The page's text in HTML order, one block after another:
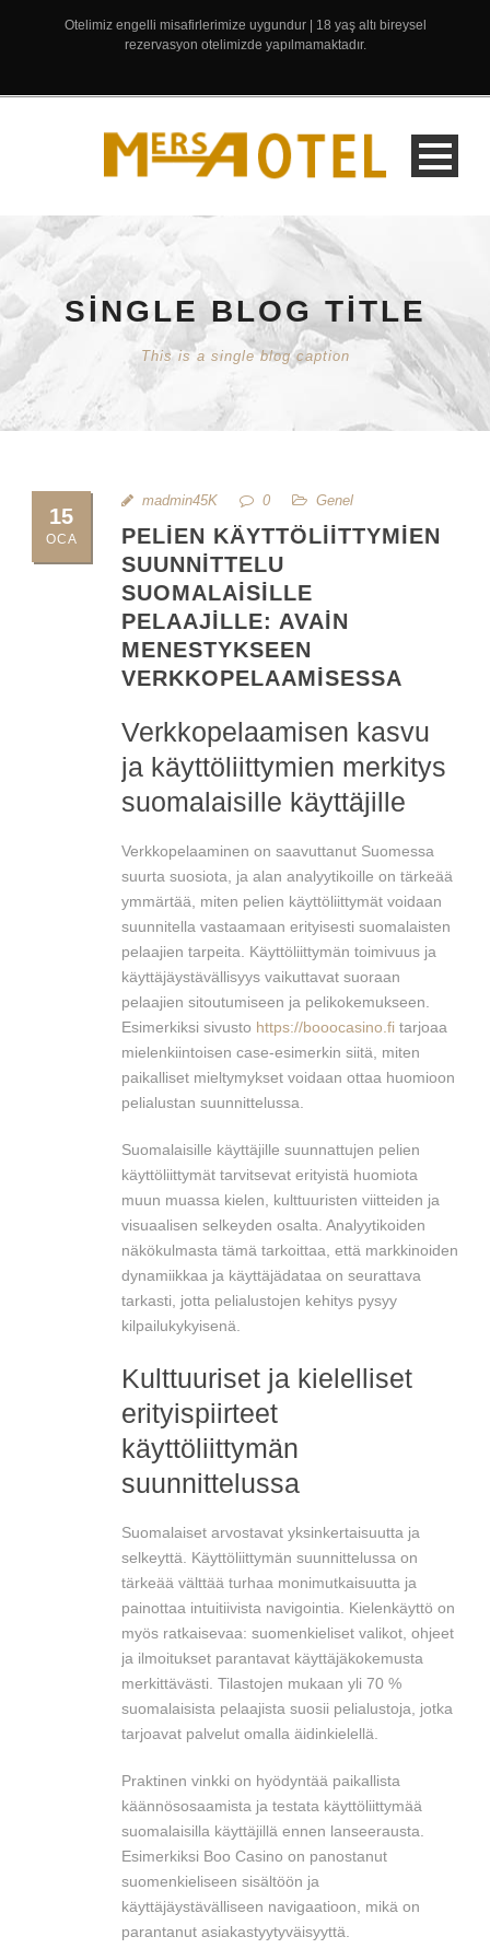
Otelimiz engelli misafirlerimize uygundur | 18 yaş altı bireysel
rezervasyon otelimizde yapılmamaktadır.
SINGLE BLOG TITLE
This is a single blog caption
15
OCA
madmin45K 0 Genel
PELIEN KÄYTTÖLIITTYMIEN
SUUNNITTELU
SUOMALAISILLE
PELAAJILLE: AVAIN
MENESTYKSEEN
VERKKOPELAAMISESSA
Verkkopelaamisen kasvu
ja käyttöliittymien merkitys
suomalaisille käyttäjille
Verkkopelaaminen on saavuttanut Suomessa
suurta suosiota, ja alan analyytikoille on tärkeää
ymmärtää, miten pelien käyttöliittymät voidaan
suunnitella vastaamaan erityisesti suomalaisten
pelaajien tarpeita. Käyttöliittymän toimivuus ja
käyttäjäystävällisyys vaikuttavat suoraan
pelaajien sitoutumiseen ja pelikokemukseen.
Esimerkiksi sivusto https://booocasino.fi tarjoaa
mielenkiintoisen case-esimerkin siitä, miten
paikalliset mieltymykset voidaan ottaa huomioon
pelialustan suunnittelussa.
Suomalaisille käyttäjille suunnattujen pelien
käyttöliittymät tarvitsevat erityistä huomiota
muun muassa kielen, kulttuuristen viitteiden ja
visuaalisen selkeyden osalta. Analyytikoiden
näkökulmasta tämä tarkoittaa, että markkinoiden
dynamiikkaa ja käyttäjädataa on seurattava
tarkasti, jotta pelialustojen kehitys pysyy
kilpailukykyisenä.
Kulttuuriset ja kielelliset
erityispiirteet
käyttöliittymän
suunnittelussa
Suomalaiset arvostavat yksinkertaisuutta ja
selkeyttä. Käyttöliittymän suunnittelussa on
tärkeää välttää turhaa monimutkaisuutta ja
painottaa intuitiivista navigointia. Kielenkäyttö on
myös ratkaisevaa: suomenkieliset valikot, ohjeet
ja ilmoitukset parantavat käyttäjäkokemusta
merkittävästi. Tilastojen mukaan yli 70 %
suomalaisista pelaajista suosii pelialustoja, jotka
tarjoavat palvelut omalla äidinkielellä.
Praktinen vinkki on hyödyntää paikallista
käännösosaamista ja testata käyttöliittymää
suomalaisilla käyttäjillä ennen lanseerausta.
Esimerkiksi Boo Casino on panostanut
suomenkieliseen sisältöön ja
käyttäjäystävälliseen navigaatioon, mikä on
parantanut asiakastyytyväisyyttä.